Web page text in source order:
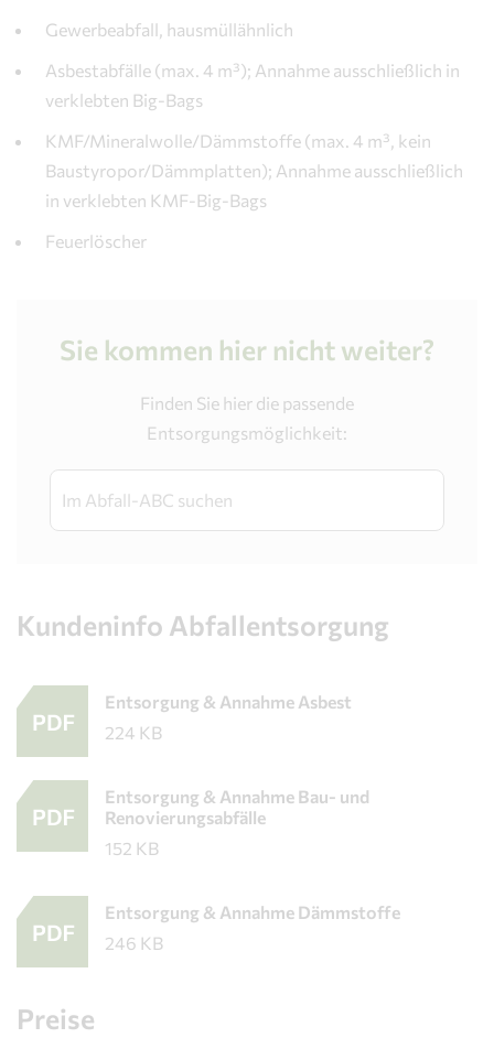
Gewerbeabfall, hausmüllähnlich
Asbestabfälle (max. 4 m³); Annahme ausschließlich in
verklebten Big-Bags
KMF/Mineralwolle/Dämmstoffe (max. 4 m³, kein
Baustyropor/Dämmplatten); Annahme ausschließlich
in verklebten KMF-Big-Bags
Feuerlöscher
Sie kommen hier nicht weiter?
Finden Sie hier die passende
Entsorgungsmöglichkeit:
Kundeninfo Abfallentsorgung
Entsorgung & Annahme Asbest
224 KB
Entsorgung & Annahme Bau- und
Renovierungsabfälle
152 KB
Entsorgung & Annahme Dämmstoffe
246 KB
Preise